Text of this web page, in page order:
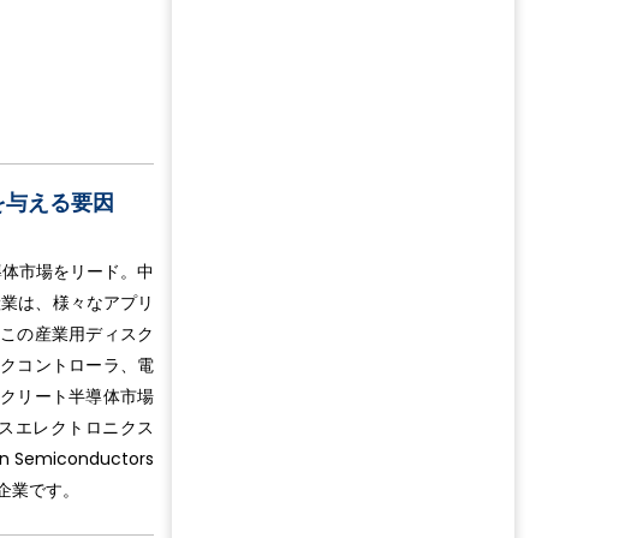
える要因
市場をリード。中
は、様々なアプリ
の産業用ディスク
コントローラ、電
リート半導体市場
エレクトロニクス
Semiconductors
です。